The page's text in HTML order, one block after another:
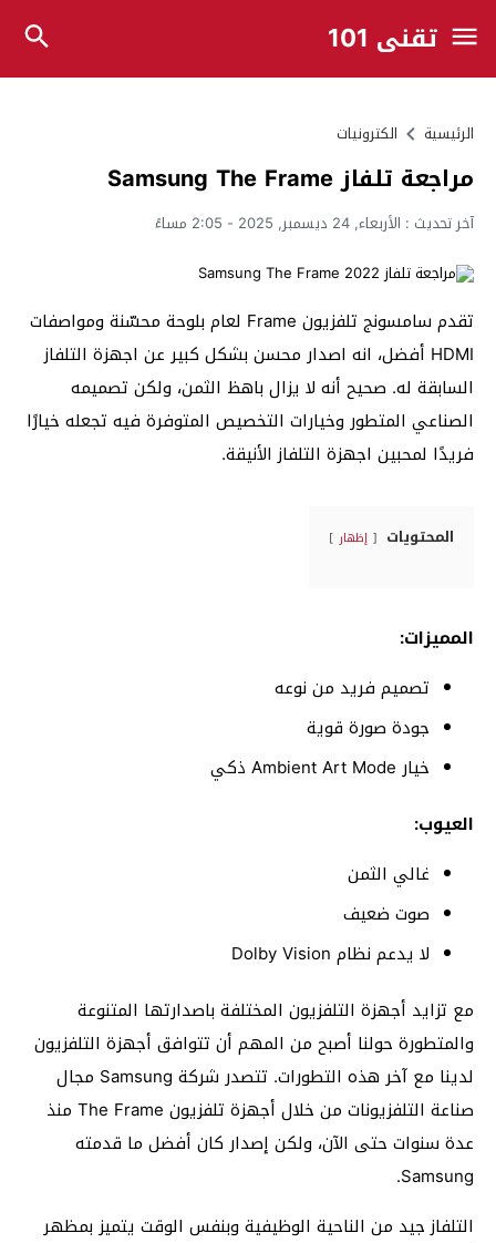
تقني 101
الرئيسية الكترونيات
مراجعة تلفاز Samsung The Frame
آخر تحديث : الأربعاء, 24 ديسمبر, 2025 - 2:05 مساءً
تقدم سامسونج تلفزيون Frame لعام بلوحة محسّنة ومواصفات
HDMI أفضل، انه اصدار محسن بشكل كبير عن اجهزة التلفاز
السابقة له. صحيح أنه لا يزال باهظ الثمن، ولكن تصميمه
الصناعي المتطور وخيارات التخصيص المتوفرة فيه تجعله خيارًا
فريدًا لمحبين اجهزة التلفاز الأنيقة.
المحتويات إظهار
المميزات:
تصميم فريد من نوعه
جودة صورة قوية
خيار Ambient Art Mode ذكي
العيوب:
غالي الثمن
صوت ضعيف
لا يدعم نظام Dolby Vision
مع تزايد أجهزة التلفزيون المختلفة باصدارتها المتنوعة
والمتطورة حولنا أصبح من المهم أن تتوافق أجهزة التلفزيون
لدينا مع آخر هذه التطورات. تتصدر شركة Samsung مجال
صناعة التلفزيونات من خلال أجهزة تلفزيون The Frame منذ
عدة سنوات حتى الآن، ولكن إصدار كان أفضل ما قدمته
Samsung.
التلفاز جيد من الناحية الوظيفية وبنفس الوقت يتميز بمظهر